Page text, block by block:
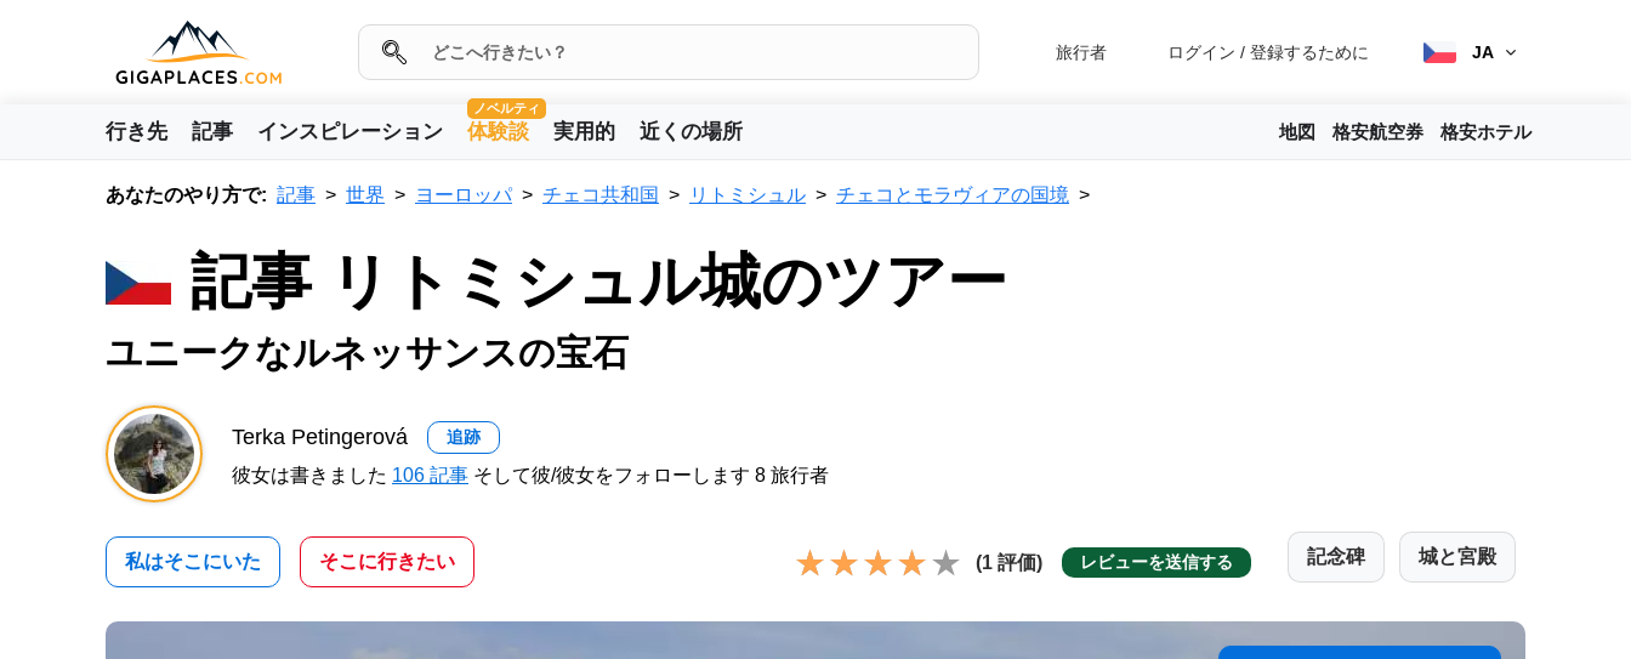
旅行者 ログイン / 登録するために JA
行き先 記事 インスピレーション
ノベルティ
体験談 実用的 近くの場所 地図 格安航空券 格安ホテル
あなたのやり方で: 記事 世界 ヨーロッパ チェコ共和国 リトミシュル チェコとモラヴィアの国境
記事 リトミシュル城のツアー
ユニークなルネッサンスの宝石
Terka Petingerová 追跡
彼女は書きました 106 記事 そして彼/彼女をフォローします 8 旅行者
私はそこにいた そこに行きたい (1 評価) レビューを送信する 記念碑 城と宮殿